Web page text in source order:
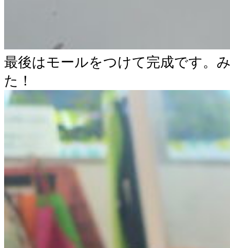
最後はモールをつけて完成です。
た！